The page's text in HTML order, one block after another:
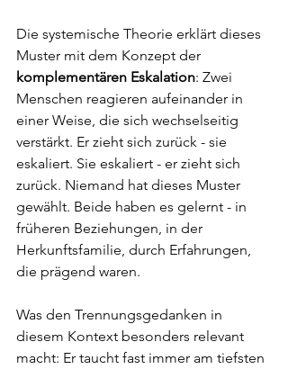
Die systemische Theorie erklärt dieses
Muster mit dem Konzept der
komplementären Eskalation: Zwei
Menschen reagieren aufeinander in
einer Weise, die sich wechselseitig
verstärkt. Er zieht sich zurück - sie
eskaliert. Sie eskaliert - er zieht sich
zurück. Niemand hat dieses Muster
gewählt. Beide haben es gelernt - in
früheren Beziehungen, in der
Herkunftsfamilie, durch Erfahrungen,
die prägend waren.
Was den Trennungsgedanken in
diesem Kontext besonders relevant
macht: Er taucht fast immer am tiefsten